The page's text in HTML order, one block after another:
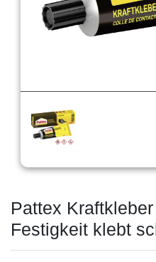
Pattex
Festigkeit klebt